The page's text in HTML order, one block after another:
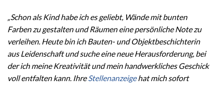
„Schon als Kind habe ich es geliebt, Wände mit bunten
Farben zu gestalten und Räumen eine persönliche Note zu
verleihen. Heute bin ich Bauten- und Objektbeschichterin
aus Leidenschaft und suche eine neue Herausforderung, bei
der ich meine Kreativität und mein handwerkliches Geschick
voll entfalten kann. IhreStellenanzeigehat mich sofort